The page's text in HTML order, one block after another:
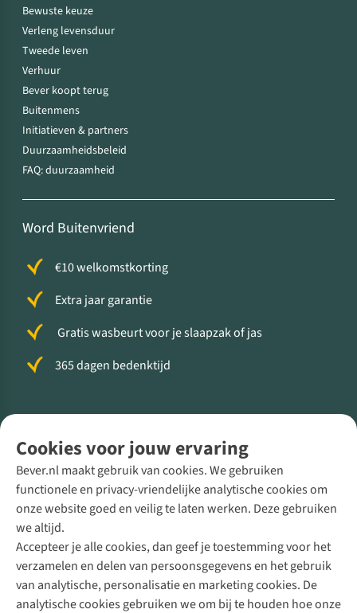
Cookies voor jouw ervaring
Bever.nl maakt gebruik van cookies. We gebruiken
functionele en privacy-vriendelijke analytische cookies om
onze website goed en veilig te laten werken. Deze gebruiken
we altijd.
Accepteer je alle cookies, dan geef je toestemming voor het
verzamelen en delen van persoonsgegevens en het gebruik
van analytische, personalisatie en marketing cookies. De
analytische cookies gebruiken we om bij te houden hoe onze
Bewuste keuze
Verleng levensduur
Tweede leven
Verhuur
Bever koopt terug
Buitenmens
Initiatieven & partners
Duurzaamheidsbeleid
FAQ: duurzaamheid
Word Buitenvriend
€10 welkomstkorting
Extra jaar garantie
Gratis wasbeurt voor je slaapzak of jas
365 dagen bedenktijd
Direct advies van een Buitenexpert
+31 (0)85 888 50 88
+31 6 12 28 49 80
Contactformulier